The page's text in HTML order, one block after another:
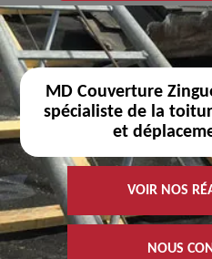
MD Couverture
spécialiste de la
et
VOIR NOS
NOUS